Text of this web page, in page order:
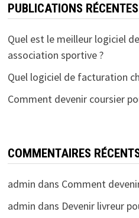
PUBLICATIONS RÉCENTES
Quel est le meilleur logiciel
association sportive ?
Quel logiciel de facturation
Comment devenir coursier
COMMENTAIRES
admin dans Comment
admin dans Devenir livreur